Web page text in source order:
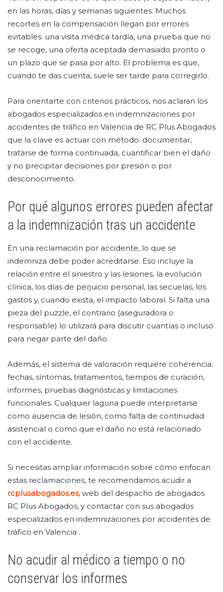
en las horas, días y semanas siguientes. Muchos
recortes en la compensación llegan por errores
evitables: una visita médica tardía, una prueba que no
se recoge, una oferta aceptada demasiado pronto o
un plazo que se pasa por alto. El problema es que,
cuando te das cuenta, suele ser tarde para corregirlo.
Para orientarte con criterios prácticos, nos aclaran los
abogados especializados en indemnizaciones por
accidentes de tráfico en Valencia de RC Plus Abogados
que la clave es actuar con método: documentar,
tratarse de forma continuada, cuantificar bien el daño
y no precipitar decisiones por presión o por
desconocimiento.
Por qué algunos errores pueden afectar
a la indemnización tras un accidente
En una reclamación por accidente, lo que se
indemniza debe poder acreditarse. Eso incluye la
relación entre el siniestro y las lesiones, la evolución
clínica, los días de perjuicio personal, las secuelas, los
gastos y, cuando exista, el impacto laboral. Si falta una
pieza del puzzle, el contrario (aseguradora o
responsable) lo utilizará para discutir cuantías o incluso
para negar parte del daño.
Además, el sistema de valoración requiere coherencia:
fechas, síntomas, tratamientos, tiempos de curación,
informes, pruebas diagnósticas y limitaciones
funcionales. Cualquier laguna puede interpretarse
como ausencia de lesión, como falta de continuidad
asistencial o como que el daño no está relacionado
con el accidente.
Si necesitas ampliar información sobre cómo enfocan
estas reclamaciones, te recomendamos acudir a
rcplusabogados.es, web del despacho de abogados
RC Plus Abogados, y contactar con sus abogados
especializados en indemnizaciones por accidentes de
tráfico en Valencia .
No acudir al médico a tiempo o no
conservar los informes